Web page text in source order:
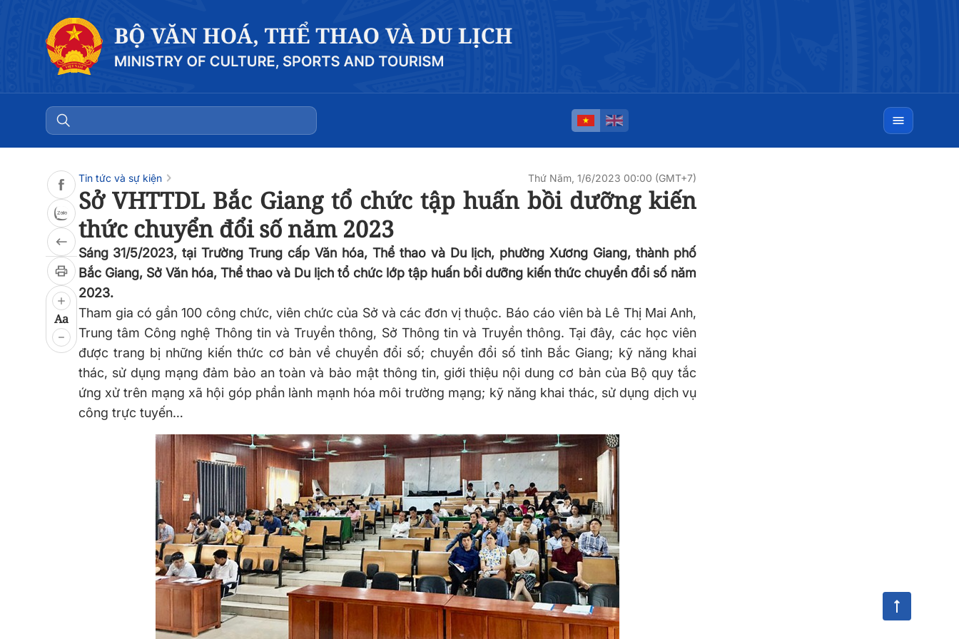
Aa
Tin tức và sự kiện Thứ Năm, 1/6/2023 00:00 (GMT+7)
Sở VHTTDL Bắc Giang tổ chức tập huấn bồi dưỡng kiến
thức chuyển đổi số năm 2023
Sáng 31/5/2023, tại Trường Trung cấp Văn hóa, Thể thao và Du lịch, phường Xương Giang, thành phố
Bắc Giang, Sở Văn hóa, Thể thao và Du lịch tổ chức lớp tập huấn bồi dưỡng kiến thức chuyển đổi số năm
2023.
Tham gia có gần 100 công chức, viên chức của Sở và các đơn vị thuộc. Báo cáo viên bà Lê Thị Mai Anh,
Trung tâm Công nghệ Thông tin và Truyền thông, Sở Thông tin và Truyền thông. Tại đây, các học viên
được trang bị những kiến thức cơ bản về chuyển đổi số; chuyển đổi số tỉnh Bắc Giang; kỹ năng khai
thác, sử dụng mạng đảm bảo an toàn và bảo mật thông tin, giới thiệu nội dung cơ bản của Bộ quy tắc
ứng xử trên mạng xã hội góp phần lành mạnh hóa môi trường mạng; kỹ năng khai thác, sử dụng dịch vụ
công trực tuyến…
0:00 0:00